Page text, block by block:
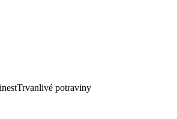
Trvanlivé potraviny